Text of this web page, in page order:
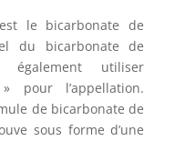
le bicarbonate de
du bicarbonate de
utiliser
pour l’appellation.
de bicarbonate de
sous forme d’une